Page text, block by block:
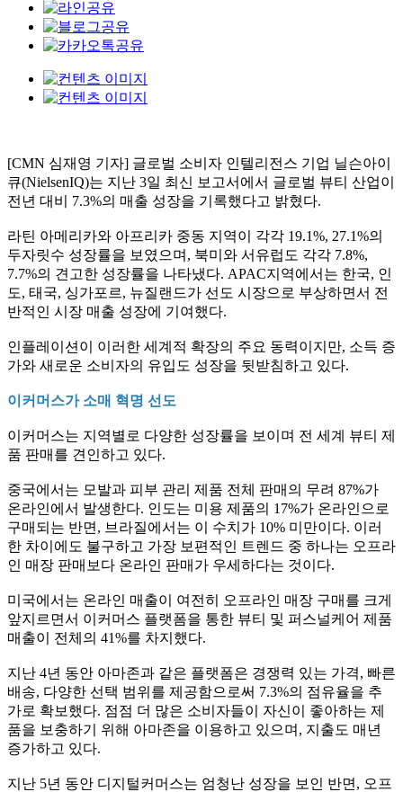
[CMN 심재영 기자] 글로벌 소비자 인텔리전스 기업 닐슨아이
큐(NielsenIQ)는 지난 3일 최신 보고서에서 글로벌 뷰티 산업이
전년 대비 7.3%의 매출 성장을 기록했다고 밝혔다.
라틴 아메리카와 아프리카 중동 지역이 각각 19.1%, 27.1%의
두자릿수 성장률을 보였으며, 북미와 서유럽도 각각 7.8%,
7.7%의 견고한 성장률을 나타냈다. APAC지역에서는 한국, 인
도, 태국, 싱가포르, 뉴질랜드가 선도 시장으로 부상하면서 전
반적인 시장 매출 성장에 기여했다.
인플레이션이 이러한 세계적 확장의 주요 동력이지만, 소득 증
가와 새로운 소비자의 유입도 성장을 뒷받침하고 있다.
이커머스가 소매 혁명 선도
이커머스는 지역별로 다양한 성장률을 보이며 전 세계 뷰티 제
품 판매를 견인하고 있다.
중국에서는 모발과 피부 관리 제품 전체 판매의 무려 87%가
온라인에서 발생한다. 인도는 미용 제품의 17%가 온라인으로
구매되는 반면, 브라질에서는 이 수치가 10% 미만이다. 이러
한 차이에도 불구하고 가장 보편적인 트렌드 중 하나는 오프라
인 매장 판매보다 온라인 판매가 우세하다는 것이다.
미국에서는 온라인 매출이 여전히 오프라인 매장 구매를 크게
앞지르면서 이커머스 플랫폼을 통한 뷰티 및 퍼스널케어 제품
매출이 전체의 41%를 차지했다.
지난 4년 동안 아마존과 같은 플랫폼은 경쟁력 있는 가격, 빠른
배송, 다양한 선택 범위를 제공함으로써 7.3%의 점유율을 추
가로 확보했다. 점점 더 많은 소비자들이 자신이 좋아하는 제
품을 보충하기 위해 아마존을 이용하고 있으며, 지출도 매년
증가하고 있다.
지난 5년 동안 디지털커머스는 엄청난 성장을 보인 반면, 오프